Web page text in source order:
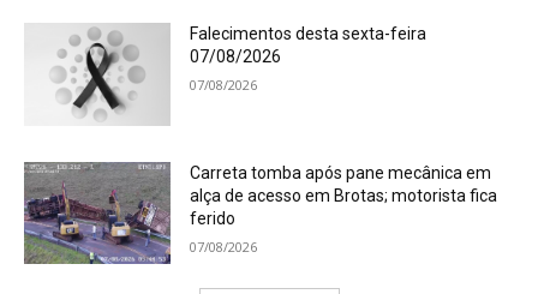
Falecimentos desta sexta-feira
07/08/2026
07/08/2026
Carreta tomba após pane mecânica em
alça de acesso em Brotas; motorista fica
ferido
07/08/2026